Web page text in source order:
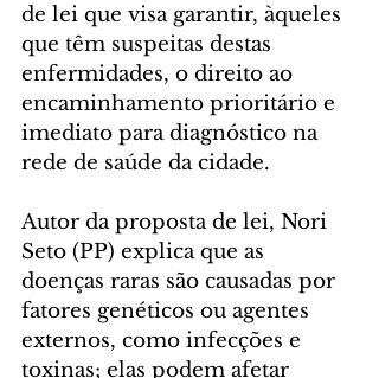
de lei que visa garantir, àqueles
que têm suspeitas destas
enfermidades, o direito ao
encaminhamento prioritário e
imediato para diagnóstico na
rede de saúde da cidade.
Autor da proposta de lei, Nori
Seto (PP) explica que as
doenças raras são causadas por
fatores genéticos ou agentes
externos, como infecções e
toxinas; elas podem afetar